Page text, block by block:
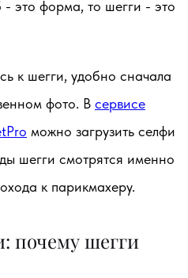
это форма, то шегги - это
к шегги, удобно сначала
фото. В сервисе
можно загрузить селфи
шегги смотрятся именно
к парикмахеру.
почему шегги